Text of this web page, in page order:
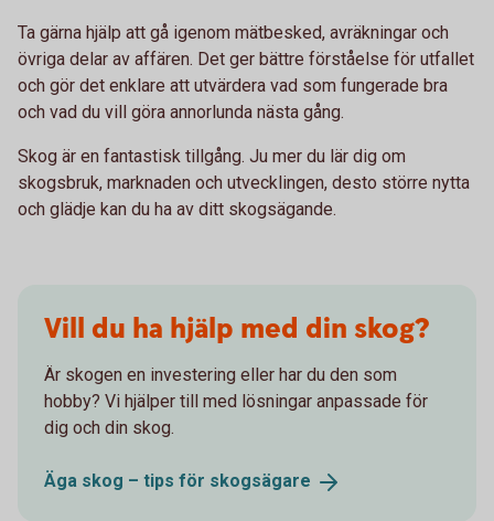
Ta gärna hjälp att gå igenom mätbesked, avräkningar och
övriga delar av affären. Det ger bättre förståelse för utfallet
och gör det enklare att utvärdera vad som fungerade bra
och vad du vill göra annorlunda nästa gång.
Skog är en fantastisk tillgång. Ju mer du lär dig om
skogsbruk, marknaden och utvecklingen, desto större nytta
och glädje kan du ha av ditt skogsägande.
Vill du ha hjälp med din skog?
Är skogen en investering eller har du den som
hobby? Vi hjälper till med lösningar anpassade för
dig och din skog.
Äga skog – tips för skogsägare